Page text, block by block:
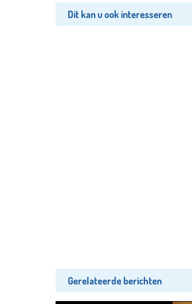
Dit kan u ook interesseren
Gerelateerde berichten